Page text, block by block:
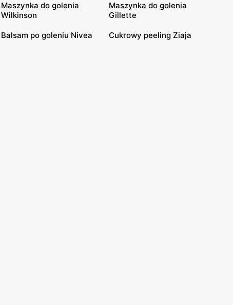
Maszynka do golenia
Wilkinson
Maszynka do golenia
Gillette
Balsam po goleniu Nivea Cukrowy peeling Ziaja